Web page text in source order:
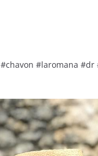
#chavon #laromana